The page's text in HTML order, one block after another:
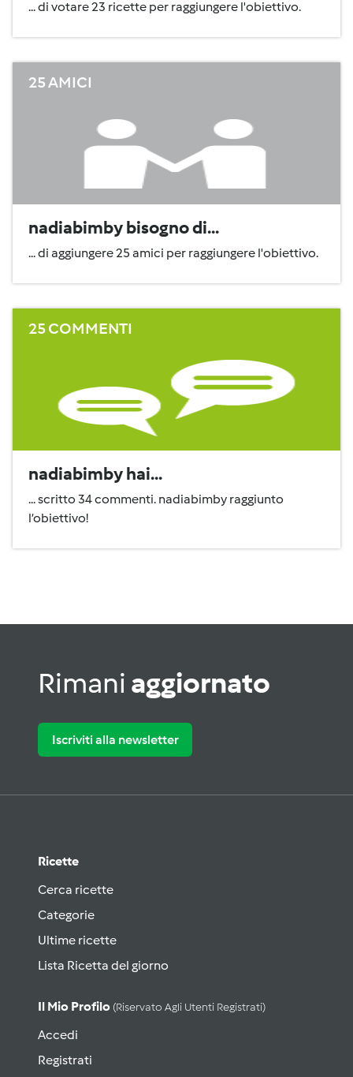
... di votare 23 ricette per raggiungere l'obiettivo.
25 AMICI
nadiabimby bisogno di...
... di aggiungere 25 amici per raggiungere l'obiettivo.
25 COMMENTI
nadiabimby hai...
... scritto 34 commenti. nadiabimby raggiunto
l’obiettivo!
Rimani aggiornato
Iscriviti alla newsletter
Ricette
Cerca ricette
Categorie
Ultime ricette
Lista Ricetta del giorno
Il Mio Profilo (riservato Agli Utenti Registrati)
Accedi
Registrati